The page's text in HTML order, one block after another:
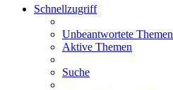
Schnellzugriff
Unbeantwortete Themen
Aktive Themen
Suche